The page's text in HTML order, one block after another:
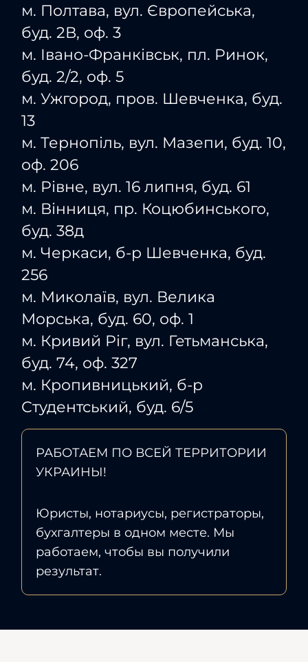
м. Полтава, вул. Європейська,
буд. 2В, оф. 3
м. Івано-Франківськ, пл. Ринок,
буд. 2/2, оф. 5
м. Ужгород, пров. Шевченка, буд.
13
м. Тернопіль, вул. Мазепи, буд. 10,
оф. 206
м. Рівне, вул. 16 липня, буд. 61
м. Вінниця, пр. Коцюбинського,
буд. 38д
м. Черкаси, б-р Шевченка, буд.
256
м. Миколаїв, вул. Велика
Морська, буд. 60, оф. 1
м. Кривий Ріг, вул. Гетьманська,
буд. 74, оф. 327
м. Кропивницький, б-р
Студентський, буд. 6/5
РАБОТАЕМ ПО ВСЕЙ ТЕРРИТОРИИ
УКРАИНЫ!
Юристы, нотариусы, регистраторы,
бухгалтеры в одном месте. Мы
работаем, чтобы вы получили
результат.